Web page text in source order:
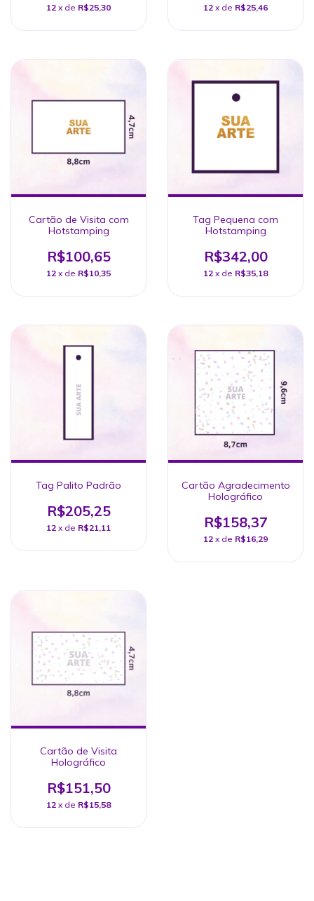
12 x de R$25,30 12 x de R$25,46
Cartão de Visita com
Hotstamping
R$100,65
12 x de R$10,35
Tag Pequena com
Hotstamping
R$342,00
12 x de R$35,18
Tag Palito Padrão
R$205,25
12 x de R$21,11
Cartão Agradecimento
Holográfico
R$158,37
12 x de R$16,29
Cartão de Visita
Holográfico
R$151,50
12 x de R$15,58